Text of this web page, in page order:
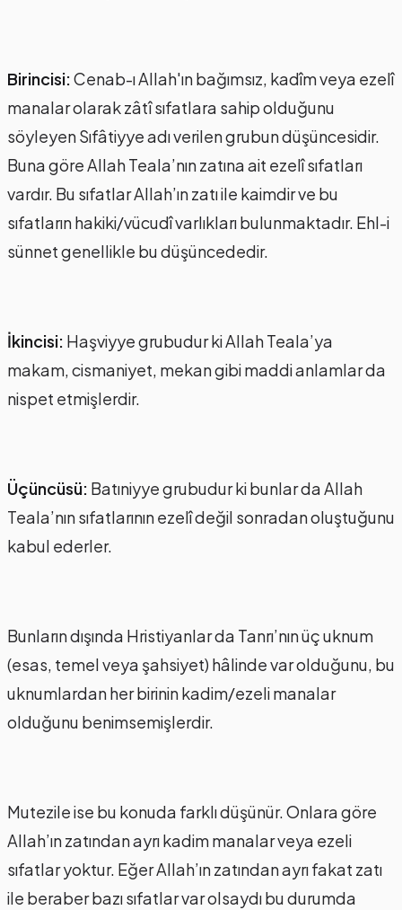
Birincisi:Cenab-ı Allah'ın bağımsız, kadîm veya ezelî
manalar olarak zâtî sıfatlara sahip olduğunu
söyleyen Sıfâtiyye adı verilen grubun düşüncesidir.
Buna göre Allah Teala’nın zatına ait ezelî sıfatları
vardır. Bu sıfatlar Allah’ın zatı ile kaimdir ve bu
sıfatların hakiki/vücudî varlıkları bulunmaktadır. Ehl-i
sünnet genellikle bu düşüncededir.
İkincisi: Haşviyye grubudur ki Allah Teala’ya
makam, cismaniyet, mekan gibi maddi anlamlar da
nispet etmişlerdir.
Üçüncüsü: Batıniyye grubudur ki bunlar da Allah
Teala’nın sıfatlarının ezelî değil sonradan oluştuğunu
kabul ederler.
Bunların dışında Hristiyanlar da Tanrı’nın üç uknum
(esas, temel veya şahsiyet) hâlinde var olduğunu, bu
uknumlardan her birinin kadim/ezeli manalar
olduğunu benimsemişlerdir.
Mutezile ise bu konuda farklı düşünür. Onlara göre
Allah’ın zatından ayrı kadim manalar veya ezeli
sıfatlar yoktur. Eğer Allah’ın zatından ayrı fakat zatı
ile beraber bazı sıfatlar var olsaydı bu durumda